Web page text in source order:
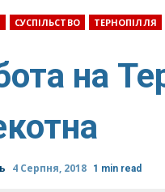
СУСПІЛЬСТВО ТЕРНОПІЛЛЯ
на
4 Серпня, 2018 1 min read